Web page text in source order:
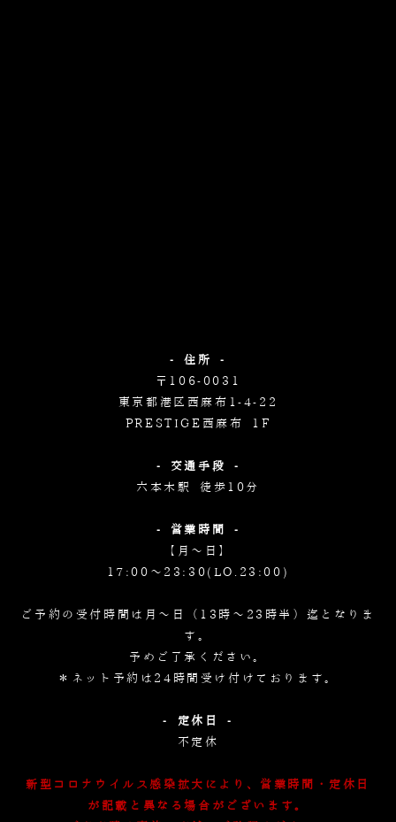
- 住所 -
〒106-0031
東京都港区西麻布1-4-22
PRESTIGE西麻布 1F
- 交通手段 -
六本木駅 徒歩10分
- 営業時間 -
【月～日】
17:00～23:30(LO.23:00)
ご予約の受付時間は月～日（13時～23時半）迄となりま
す。
予めご了承ください。
＊ネット予約は24時間受け付けております。
- 定休日 -
不定休
新型コロナウイルス感染拡大により、営業時間・定休日
が記載と異なる場合がございます。